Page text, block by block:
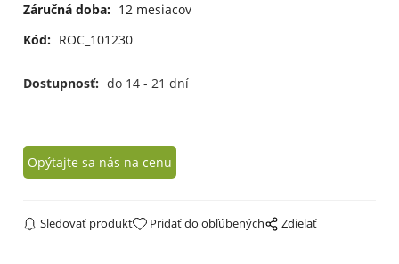
Záručná doba: 12 mesiacov
Kód: ROC_101230
Dostupnosť: do 14 - 21 dní
Opýtajte sa nás na cenu
Sledovať produkt Pridať do obľúbených Zdielať